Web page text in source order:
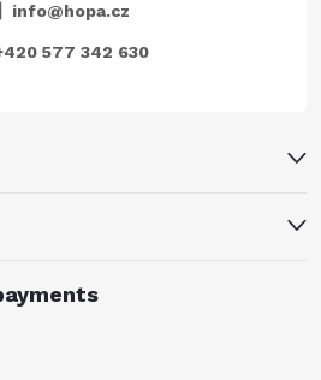
info@hopa.cz
577 342 630